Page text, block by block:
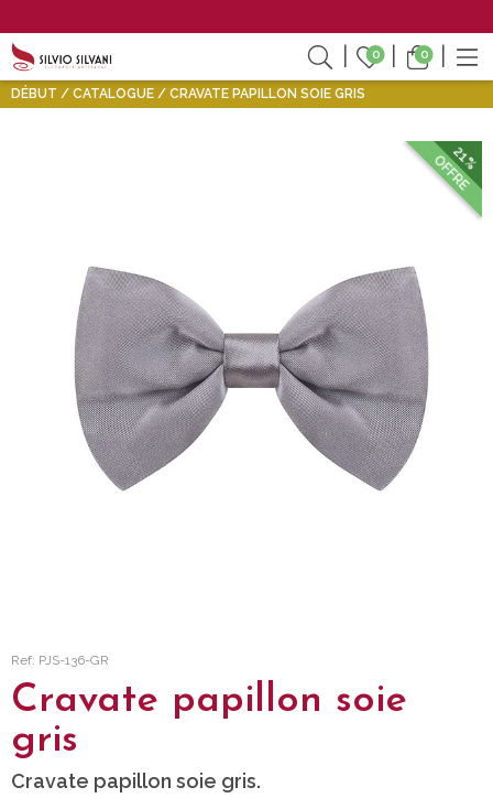
0 0
DÉBUT CATALOGUE CRAVATE PAPILLON SOIE GRIS
21%
OFFRE
Ref: PJS-136-GR
Cravate papillon soie
gris
Cravate papillon soie gris.